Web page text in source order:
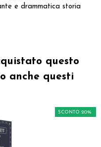
e drammatica storia
questo
anche questi
SCONTO 20%